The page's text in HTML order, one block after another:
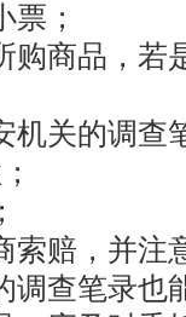
；
商品，若
关的调查
赔，并注
查笔录也